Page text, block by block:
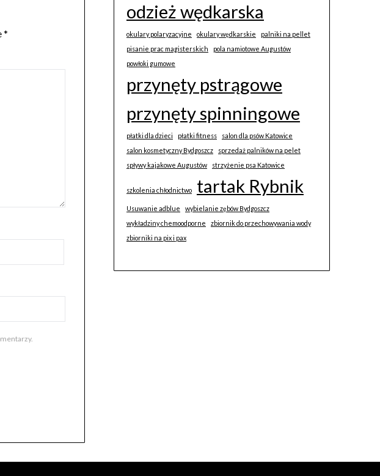
*
odzież wędkarska
okulary polaryzacyjne okulary wędkarskie
palniki na pellet
pisanie prac magisterskich
pola namiotowe Augustów
powłoki gumowe
przynęty pstrągowe
przynęty spinningowe
płatki dla dzieci płatki fitness
salon dla psów Katowice
salon kosmetyczny Bydgoszcz
sprzedaż palników na pelet
spływy kajakowe Augustów
strzyżenie psa Katowice
szkolenia chłodnictwo tartak Rybnik
Usuwanie adblue
wybielanie zębów Bydgoszcz
wykładziny chemoodporne
zbiornik do przechowywania wody
zbiorniki na pix i pax